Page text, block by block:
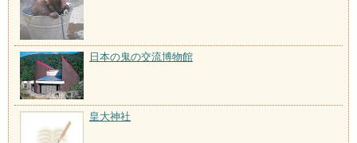
日本の鬼の交流博物館
皇大神社